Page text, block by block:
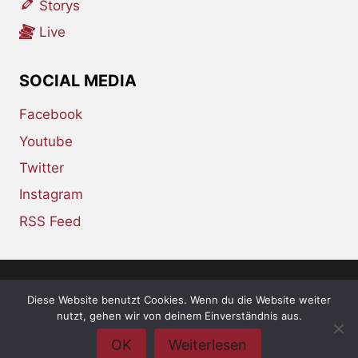
Storys
Live
SOCIAL MEDIA
Facebook
Youtube
Twitter
Instagram
RSS Feed
© 2026 whiskey-soda.de - the alternative
magazine •Impressum•Datenschutzerklärung
Diese Website benutzt Cookies. Wenn du die Website weiter
nutzt, gehen wir von deinem Einverständnis aus.
OK Weiterlesen